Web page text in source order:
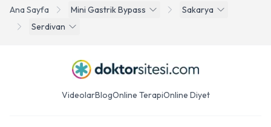
Ana Sayfa Mini Gastrik Bypass
Sakarya
Serdivan
VideolarBlogOnline TerapiOnline Diyet